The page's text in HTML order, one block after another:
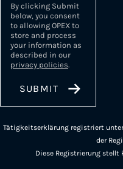
By clicking Submit
below, you consent
to allowing OPEX to
store and process
your information as
described in our
privacy policies.
Tätigkeitserklärung registriert
der
Diese Registrierung stellt